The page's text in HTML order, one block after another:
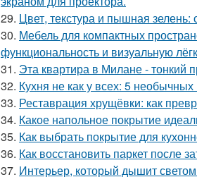
29. Цвет, текстура и пышная зелень:
30. Мебель для компактных
функциональность и визуальную
31. Эта квартира в Милане - тонкий
32. Кухня не как у всех: 5
33. Реставрация хрущёвки: как
34. Какое напольное покрытие
35. Как выбрать покрытие для
36. Как восстановить паркет после
37. Интерьер, который дышит